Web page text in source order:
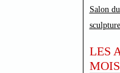
Salon
sculpture
LES
MOIS